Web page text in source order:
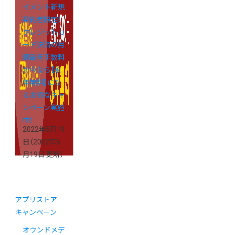
イメント新規
契約者限定！
クレジットカ
ード決済の月
額最低手数料
が今なら【永
年無料】にな
るお得なキャ
ンペーン実施
中！
2022年5月19
日 （2022年5
月19日 更新）
アプリストア
キャンペーン
オウンドメデ